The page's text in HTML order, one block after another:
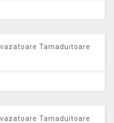
Tamaduitoare
Tamaduitoare